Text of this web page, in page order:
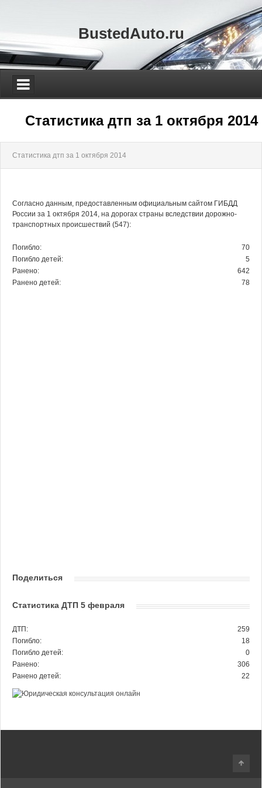
BustedAuto.ru
Статистика дтп за 1 октября 2014
Статистика дтп за 1 октября 2014
Согласно данным, предоставленным официальным сайтом ГИБДД
России за 1 октября 2014, на дорогах страны вследствии дорожно-
транспортных происшествий (547):
Погибло:
70
Погибло детей:
5
Ранено:
642
Ранено детей:
78
Поделиться
Статистика ДТП 5 февраля
ДТП:
259
Погибло:
18
Погибло детей:
0
Ранено:
306
Ранено детей:
22